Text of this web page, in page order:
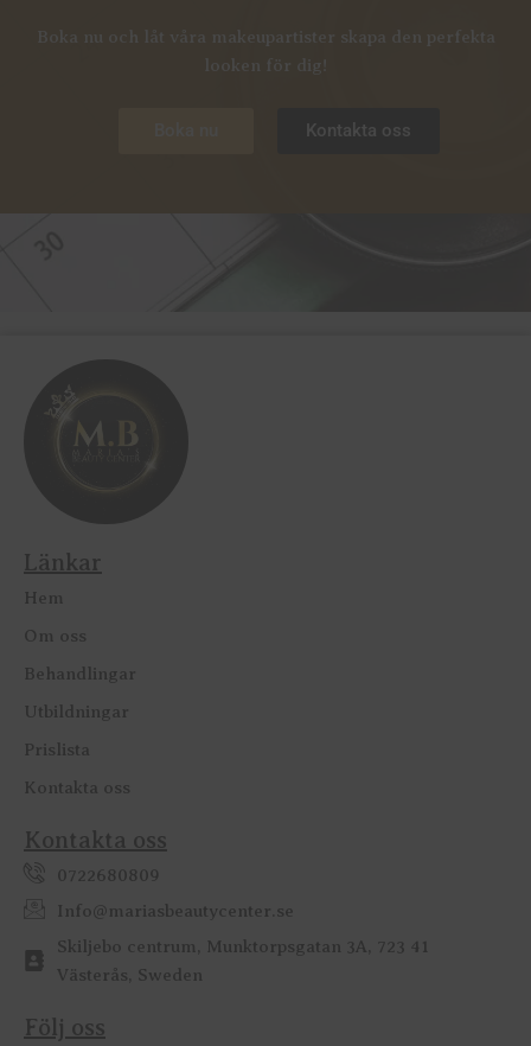
Boka nu och låt våra makeupartister skapa den perfekta
looken för dig!
Kontakta oss
Länkar
Hem
Om oss
Behandlingar
Utbildningar
Prislista
Kontakta oss
Kontakta oss
0722680809
Info@mariasbeautycenter.se
Skiljebo centrum, Munktorpsgatan 3A, 723 41
Västerås, Sweden
Följ oss